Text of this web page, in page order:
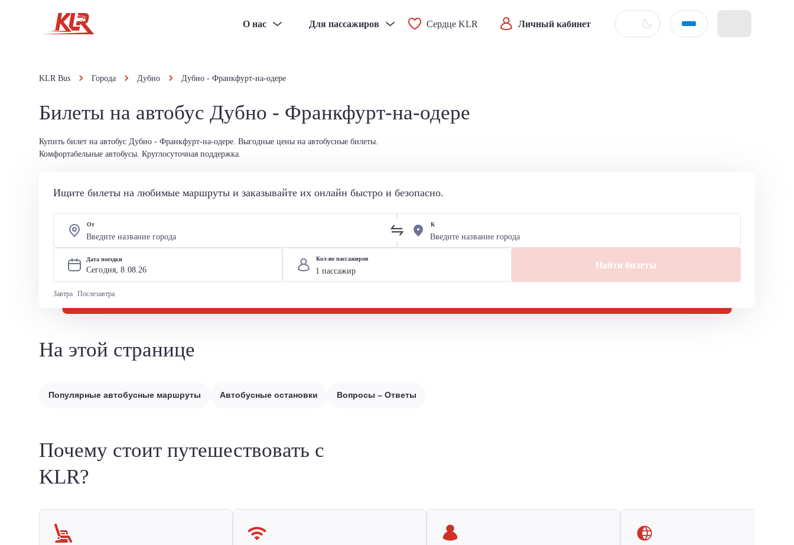
О нас Для пассажиров Сердце KLR Личный кабинет
KLR Bus Города Дубно Дубно - Франкфурт-на-одере
Билеты на автобус Дубно - Франкфурт-на-одере
Купить билет на автобус Дубно - Франкфурт-на-одере. Выгодные цены на автобусные билеты.
Комфортабельные автобусы. Круглосуточная поддержка.
Ищите билеты на любимые маршруты и заказывайте их онлайн быстро и безопасно.
От К
Дата поездки
Сегодня, 8.08.26
Завтра Послезавтра
Кол-во пассажиров
Найти билеты
На этой странице
Популярные автобусные маршруты Автобусные остановки Вопросы – Ответы
Почему стоит путешествовать с
KLR?